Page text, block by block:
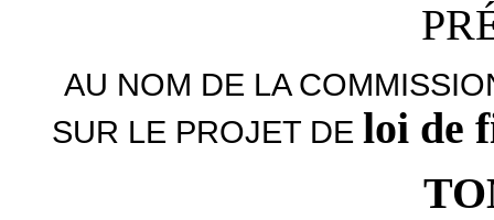
AU NOM DE LA
SUR LE PROJET DE loi de